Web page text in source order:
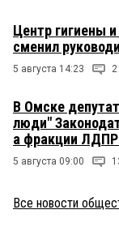
Центр гигиены
сменил
5 августа 14:23 2
В Омске
люди"
а фракции
5 августа 09:00
Все новости